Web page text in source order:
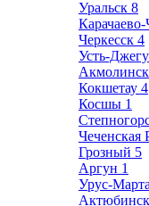
Уральск 8
Карачаево-
Черкесск 4
Усть-
Кокшетау 4
Косшы 1
Чеченская
Грозный 5
Аргун 1
Урус-